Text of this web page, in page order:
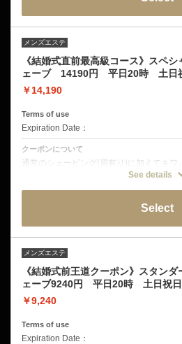
メンズエステ
《結婚式直前最高級コース》スペ
ェーブ 14190円 平日20時 土日
￥14,190
Terms of use
Expiration Date：
クーポンについて
通常のシェービング(眉有り)に加えてキワ
乾燥しやすい肌に保湿力の高い塗るタイ
フトアップ美顔器+エイジングケアBBク
See details
Select
メンズエステ
《結婚式前王道クーポン》スタン
ェーブ9240円 平日20時 土日祝日
￥9,240
Terms of use
Expiration Date：